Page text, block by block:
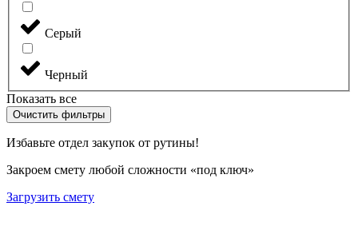
Серый
Черный
Показать все
Очистить фильтры
Избавьте отдел закупок от рутины!
Закроем смету любой сложности «под ключ»
Загрузить смету